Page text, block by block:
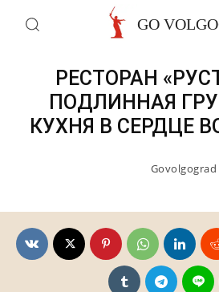
GO
Рестораны и
РЕСТОРАН
ПОДЛИННАЯ
КУХНЯ В СЕРДЦЕ
Govolgograd